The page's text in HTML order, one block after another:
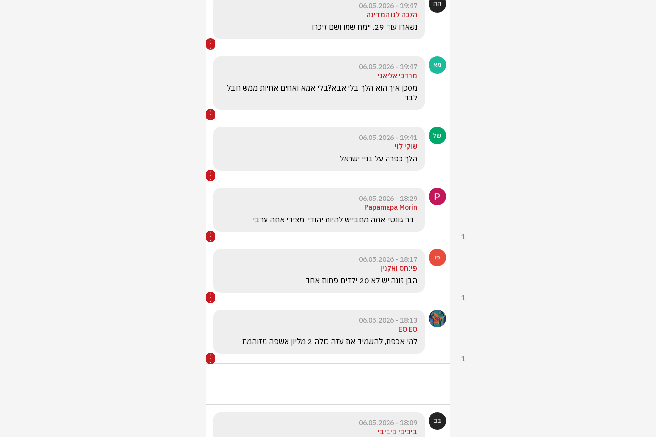
19:47 - 06.05.2026
הלכה לנו המדינה
נשארו עוד 29. יימח שמו ושם זיכרו
19:47 - 06.05.2026
מרדכי אליאני
לבד
19:41 - 06.05.2026
שוקי לוי
הלך כפרה על בניי ישראל
18:29 - 06.05.2026
Papamapa Morin
1
18:17 - 06.05.2026
פינחס ואקנין
הבן זוֹנה יש לא 20 ילדים פחות אחד
1
18:13 - 06.05.2026
EO EO
למי אכפת, להשמיד את עזה כולה 2 מליון אשפה מזוהמת
1
18:09 - 06.05.2026
ביביבי ביביבי